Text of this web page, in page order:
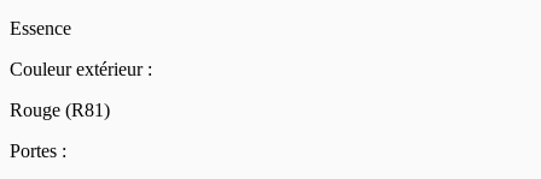
Essence
Couleur extérieur :
Rouge (R81)
Portes :